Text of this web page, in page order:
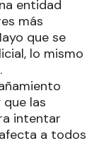
entidad
más
que se
lo mismo
las
intentar
a todos